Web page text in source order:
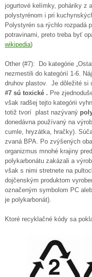
jogurtové kelímky, poháriky z
polystyrénom i pri
Polystyrén sa rýchlo rozpadá
potravinami, preto treba byť
wikipedia)
Other (#7): Do kategórie
nezmestili do kategórií 1-6.
druhov plastov. Je dôležité si
#7 sú toxické . Pre
však radšej tejto kategórii
totiž tvorí plast nazývaný
donedávna používaný na
cumle, hryzátka, hračky).
zvaná BPA. Po zvýšených
organizmus mnohé krajiny
polykarbonátu zakázali a
však s nimi stretnete na
dojčenským produktom
označeným symbolom PC
je polykarbonát).
Ktoré recyklačné kódy sa